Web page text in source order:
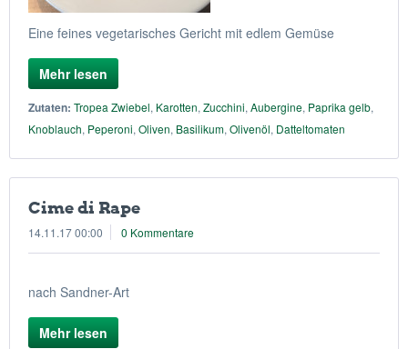
Eine feines vegetarisches Gericht mit edlem Gemüse
Mehr lesen
Zutaten: Tropea Zwiebel, Karotten, Zucchini, Aubergine, Paprika gelb,
Knoblauch, Peperoni, Oliven, Basilikum, Olivenöl, Datteltomaten
Cime di Rape
14.11.17 00:00 0 Kommentare
nach Sandner-Art
Mehr lesen